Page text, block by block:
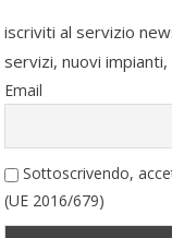
iscriviti al servizio
servizi, nuovi
Email
Sottoscrivendo,
(UE 2016/679)